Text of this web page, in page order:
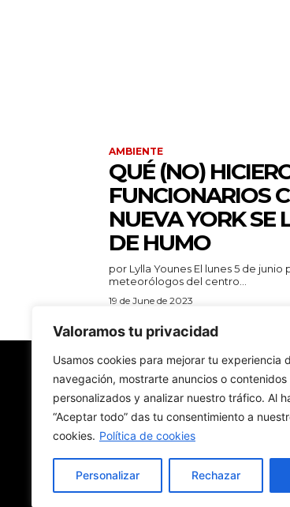
Valoramos tu privacidad
Usamos cookies para mejorar tu experiencia
navegación, mostrarte anuncios o contenidos
personalizados y analizar nuestro tráfico. Al
“Aceptar todo” das tu consentimiento a
cookies. Política de cookies
Personalizar Rechazar
AMBIENTE
QUÉ (NO)
FUNCIONARIOS
NUEVA YORK SE
DE HUMO
por Lylla Younes El lunes 5 de junio por la noche, los
meteorólogos del centro...
19 de June de 2023
New York Diario
Revista digital con nombre de
Hecha en Nueva York. En